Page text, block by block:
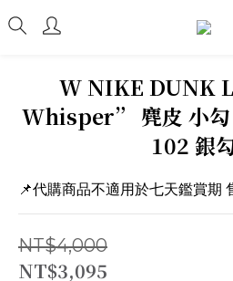
W NIKE DUNK
Whisper” 麂皮 小勾
102 銀
📌代購商品不適用於七天鑑賞期
NT$4,000
NT$3,095